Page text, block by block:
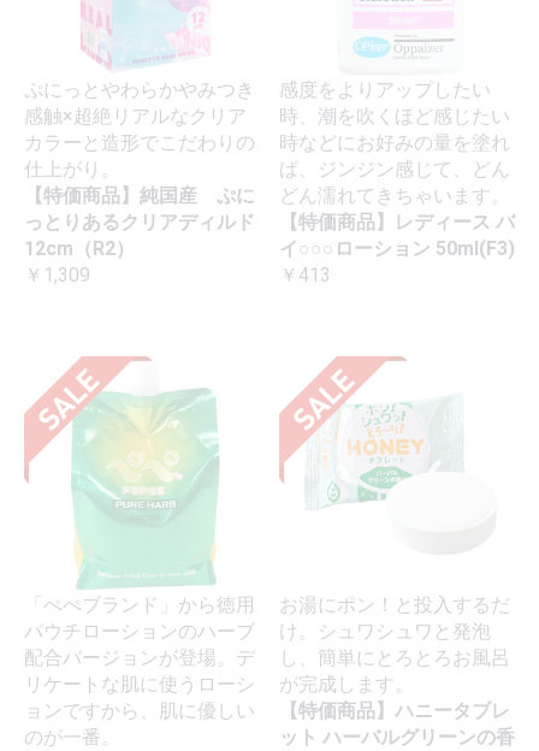
ぷにっとやわらかやみつき
感触×超絶リアルなクリア
カラーと造形でこだわりの
仕上がり。
【特価商品】純国産 ぷに
っとりあるクリアディルド
12cm（R2）
￥1,309
感度をよりアップしたい
時、潮を吹くほど感じたい
時などにお好みの量を塗れ
ば、ジンジン感じて、どん
どん濡れてきちゃいます。
【特価商品】レディース バ
イ○○○ローション 50ml(F3)
￥413
「ぺぺブランド」から徳用
パウチローションのハーブ
配合バージョンが登場。デ
リケートな肌に使うローシ
ョンですから、肌に優しい
のが一番。
お湯にポン！と投入するだ
け。シュワシュワと発泡
し、簡単にとろとろお風呂
が完成します。
【特価商品】ハニータブレ
ット ハーバルグリーンの香